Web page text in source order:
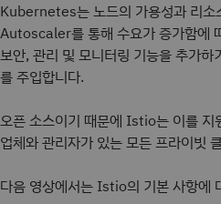
Kubernetes는 노드의 가용성과 리소
Autoscaler를 통해 수요가 증가함에
보안, 관리 및 모니터링 기능을 추가하
를 주입합니다.
오픈 소스이기 때문에 Istio는 이를 지
업체와 관리자가 있는 모든 프라이빗
다음 영상에서는 Istio의 기본 사항에